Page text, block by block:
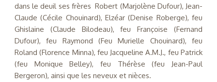
dans le deuil ses frères Robert (Marjolène Dufour), Jean-
Claude (Cécile Chouinard), Elzéar (Denise Roberge), feu
Ghislaine (Claude Bilodeau), feu Françoise (Fernand
Dufour), feu Raymond (Feu Murielle Chouinard), feu
Roland (Florence Minna), feu Jacqueline A.M.J., feu Patrick
(feu Monique Belley), feu Thérèse (feu Jean-Paul
Bergeron), ainsi que les neveux et nièces.